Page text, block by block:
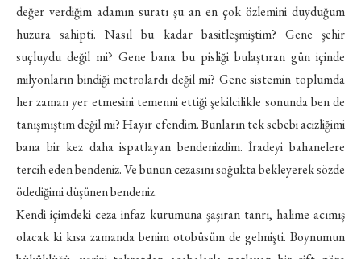
değer verdiğim adamın suratı şu an en çok özlemini duyduğum
huzura sahipti. Nasıl bu kadar basitleşmiştim? Gene şehir
suçluydu değil mi? Gene bana bu pisliği bulaştıran gün içinde
milyonların bindiği metrolardı değil mi? Gene sistemin toplumda
her zaman yer etmesini temenni ettiği şekilcilikle sonunda ben de
tanışmıştım değil mi? Hayır efendim. Bunların tek sebebi acizliğimi
bana bir kez daha ispatlayan bendenizdim. İradeyi bahanelere
tercih eden bendeniz. Ve bunun cezasını soğukta bekleyerek sözde
ödediğimi düşünen bendeniz.
Kendi içimdeki ceza infaz kurumuna şaşıran tanrı, halime acımış
olacak ki kısa zamanda benim otobüsüm de gelmişti. Boynumun